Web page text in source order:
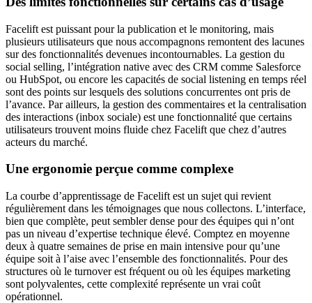
Facelift est puissant pour la publication et le monitoring, mais
plusieurs utilisateurs que nous accompagnons remontent des lacunes
sur des fonctionnalités devenues incontournables. La gestion du
social selling, l’intégration native avec des CRM comme Salesforce
ou HubSpot, ou encore les capacités de social listening en temps réel
sont des points sur lesquels des solutions concurrentes ont pris de
l’avance. Par ailleurs, la gestion des commentaires et la centralisation
des interactions (inbox sociale) est une fonctionnalité que certains
utilisateurs trouvent moins fluide chez Facelift que chez d’autres
acteurs du marché.
Une ergonomie perçue comme complexe
La courbe d’apprentissage de Facelift est un sujet qui revient
régulièrement dans les témoignages que nous collectons. L’interface,
bien que complète, peut sembler dense pour des équipes qui n’ont
pas un niveau d’expertise technique élevé. Comptez en moyenne
deux à quatre semaines de prise en main intensive pour qu’une
équipe soit à l’aise avec l’ensemble des fonctionnalités. Pour des
structures où le turnover est fréquent ou où les équipes marketing
sont polyvalentes, cette complexité représente un vrai coût
opérationnel.